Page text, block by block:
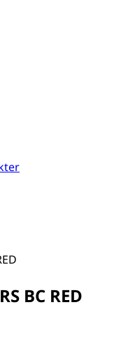
BC RED